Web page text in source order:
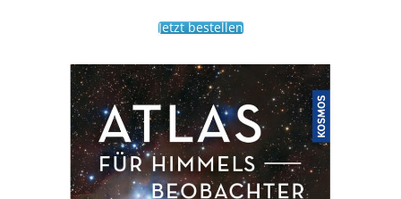
Jetzt bestellen